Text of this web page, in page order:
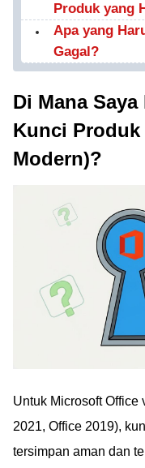
Produk yang
Apa yang
Gagal?
Di Mana
Kunci Produk
Modern)?
Untuk Microsoft Office
2021, Office 2019),
tersimpan aman dan